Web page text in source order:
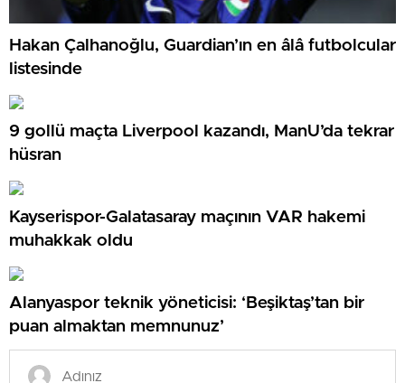
Hakan Çalhanoğlu, Guardian’ın en âlâ futbolcular
listesinde
9 gollü maçta Liverpool kazandı, ManU’da tekrar
hüsran
Kayserispor-Galatasaray maçının VAR hakemi
muhakkak oldu
Alanyaspor teknik yöneticisi: ‘Beşiktaş’tan bir
puan almaktan memnunuz’